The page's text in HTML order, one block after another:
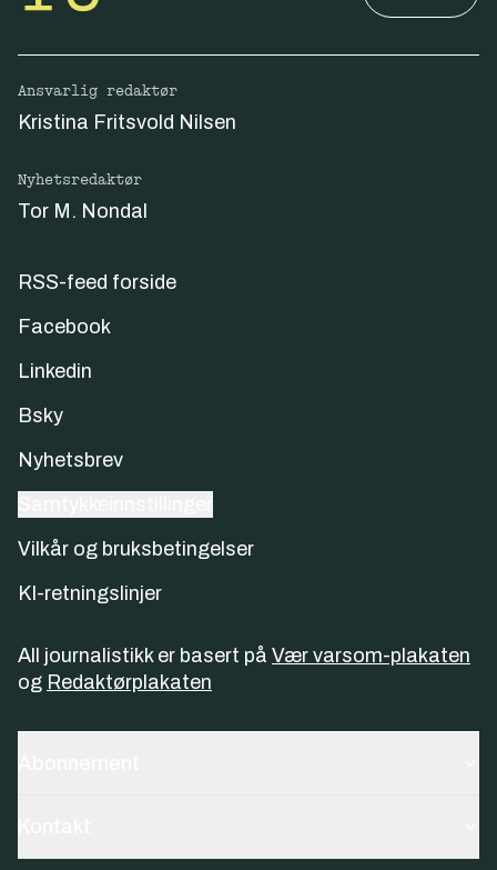
Ansvarlig redaktør
Kristina Fritsvold Nilsen
Nyhetsredaktør
Tor M. Nondal
RSS-feed forside
Facebook
Linkedin
Bsky
Nyhetsbrev
Vilkår og bruksbetingelser
KI-retningslinjer
All journalistikk er basert på Vær varsom-plakaten
og Redaktørplakaten